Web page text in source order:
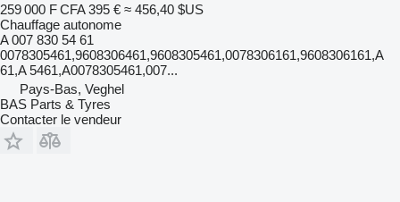
259 000 F CFA 395 € ≈ 456,40 $US
Chauffage autonome
A 007 830 54 61
0078305461,9608306461,9608305461,0078306161,9608306161,A
61,A 5461,A0078305461,007...
Pays-Bas, Veghel
BAS Parts & Tyres
Contacter le vendeur